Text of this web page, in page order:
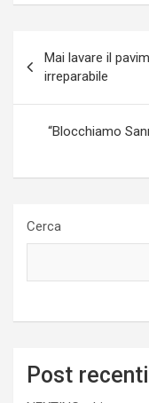
articoli
Mai lavare il
irreparabile
“Blocchiamo
Cerca
Post recenti